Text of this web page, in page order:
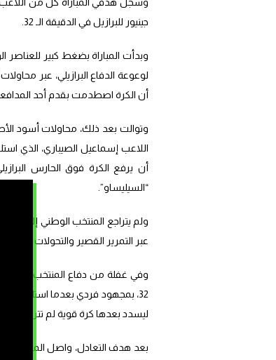
جينيور للبرازيل في الدقيقة الـ 32.
وبدأت المباراة بضغط كبير
أن الكرة اصطدمت بقدم أحد
اللاعب إسماعيل الصيباري، الذي
أن يرفع الكرة فوق الحارس
“السيليساو”.
ولم يتراجع المنتخب الوطني إلى
عبر التمرير القصير والتحولات
وفي غفلة من دفاع المنتخب
32، بمجهود فردي بعدما استلم كرة
ليسدد بعدها كرة قوية لم تترك أي
بعد هدف التعادل، واصل المنتخب